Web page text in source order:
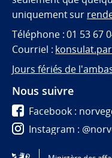
uniquement sur
Téléphone : 01 53 67
Courriel :
Jours fériés de
Nous suivre
Facebook :
Instagram :
Twitter :